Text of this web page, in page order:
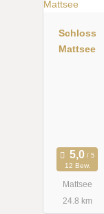
Schloss
Mattsee
12 Bew.
Mattsee
24.8 km